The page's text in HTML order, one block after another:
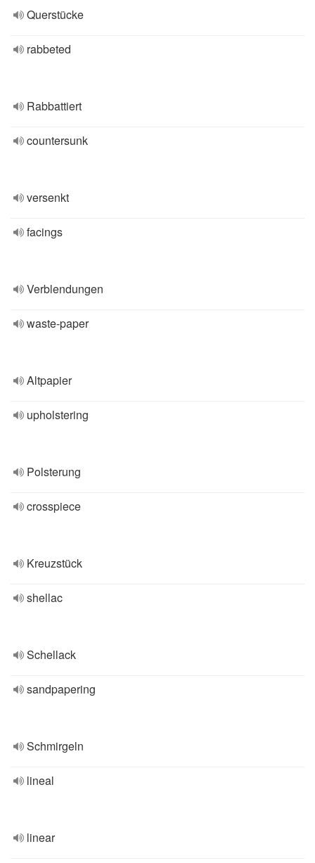
Querstücke
rabbeted
Rabbattiert
countersunk
versenkt
facings
Verblendungen
waste-paper
Altpapier
upholstering
Polsterung
crosspiece
Kreuzstück
shellac
Schellack
sandpapering
Schmirgeln
lineal
linear